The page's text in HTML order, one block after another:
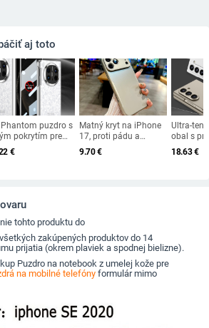
aj toto
Phantom puzdro s
pokrytím pre
MateX6, proti
ochrana
€
Matný kryt na iPhone
17, proti pádu a
otlačkom, tenký profil
s dizajnom čepele
9.70€
Ultra-
obal s
držiakom
18.63€
tohto produktu do
zakúpených produktov do 14
prijatia (okrem plaviek a spodnej bielizne).
Puzdro na notebook z umelej kože pre
na mobilné telefónyformulár mimo